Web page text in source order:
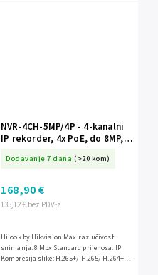
NVR-4CH-5MP/4P - 4-kanalni
IP rekorder, 4x PoE, do 8MP,
Dodavanje 7 dana (>20 kom)
135,12 € bez PDV-a
168,90 €
Hilook by Hikvision Max. razlučivost
snimanja: 8 Mpx Standard prijenosa: IP
Kompresija slike: H.265+/ H.265/ H.264+/